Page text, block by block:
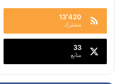
13٬420
مشترك
33
متابع